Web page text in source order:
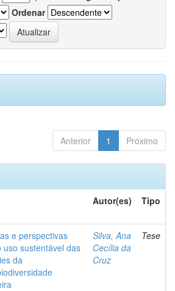
Ordenar
Anterior 1 Próximo
Autor(es) Tipo
e perspectivas
uso sustentável das
da
Silva, Ana
Cecília da
Cruz
Tese